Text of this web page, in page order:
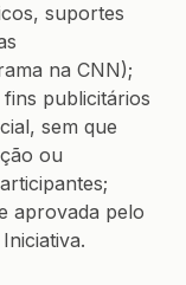
suportes
na CNN);
publicitários
sem que
ou
aprovada pelo